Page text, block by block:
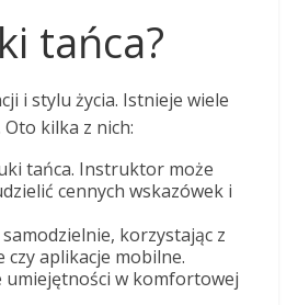
tańca?
i stylu życia. Istnieje wiele
kilka z nich:
tańca. Instruktor może
cennych wskazówek i
korzystając z
aplikacje mobilne.
umiejętności w komfortowej